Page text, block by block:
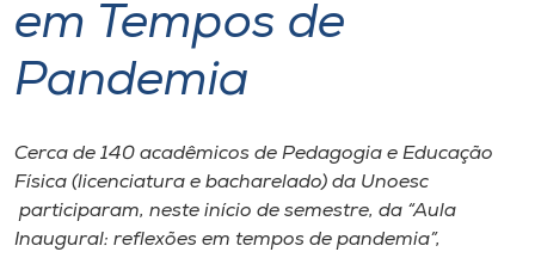
Unoesc
Internacionalização
I.nova
em Tempos de
Pandemia
Cerca de 140 acadêmicos de Pedagogia e Educação
Física (licenciatura e bacharelado) da Unoesc
participaram, neste início de semestre, da “Aula
Inaugural: reflexões em tempos de pandemia”,